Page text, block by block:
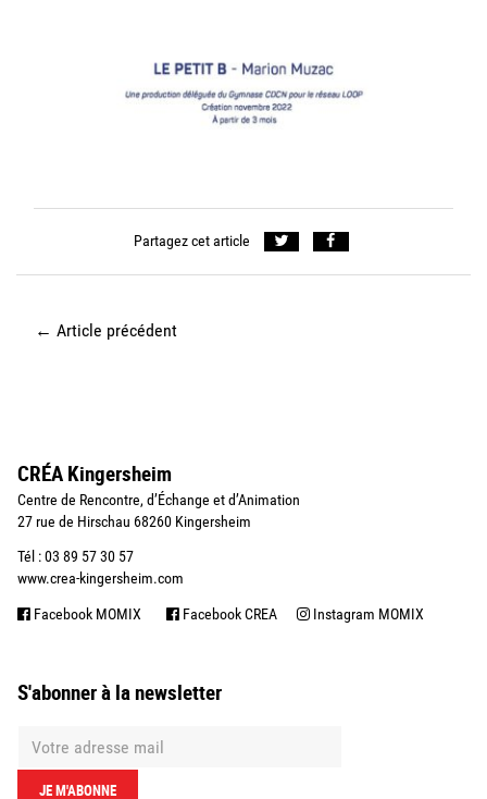
Partagez cet article
← Article précédent
CRÉA Kingersheim
Centre de Rencontre, d’Échange et d’Animation
27 rue de Hirschau 68260 Kingersheim
Tél : 03 89 57 30 57
www.crea-kingersheim.com
Facebook MOMIX Facebook CREA Instagram MOMIX
S'abonner à la newsletter